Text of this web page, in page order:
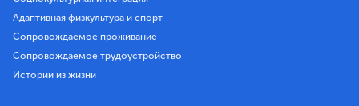
Адаптивная физкультура и спорт
Сопровождаемое проживание
Сопровождаемое трудоустройство
Истории из жизни